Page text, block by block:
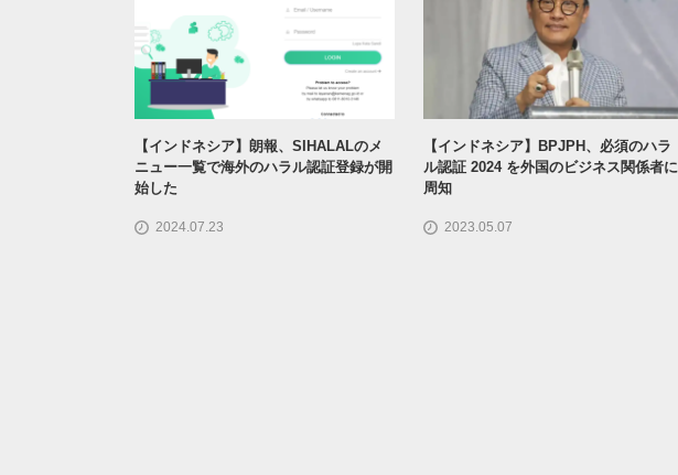
【インドネシア】朗報、SIHALALのメ
ニュー一覧で海外のハラル認証登録が開
始した
2024.07.23
【インドネシア】BPJPH、必須のハラ
ル認証 2024 を外国のビジネス関係者に
周知
2023.05.07